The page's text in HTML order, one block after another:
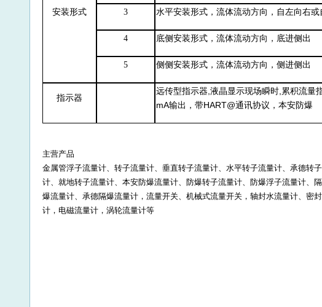
安装形式 3 水平安装形式，流体流动方向，自左向右或
4 底侧安装形式，流体流动方向，底进侧出
5 侧侧安装形式，流体流动方向，侧进侧出
指示器
远传型指示器,液晶显示现场瞬时,累积流量
mA输出，带HART@通讯协议，本安防爆
主营产品
金属管浮子流量计、转子流量计、垂直转子流量计、水平转子流量计、承德转
计、就地转子流量计、本安防爆流量计、防爆转子流量计、防爆浮子流量计、
爆流量计、承德隔爆流量计，流量开关、机械式流量开关，轴封水流量计、密
计，电磁流量计，涡轮流量计等